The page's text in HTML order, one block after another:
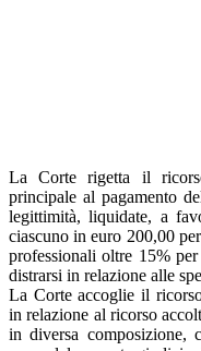
La Corte rigetta il
principale al pagamento
legittimità, liquidate, a
ciascuno in euro 200,00
professionali oltre 15%
distrarsi in relazione alle
La Corte accoglie il
in relazione al ricorso
in diversa composizione,